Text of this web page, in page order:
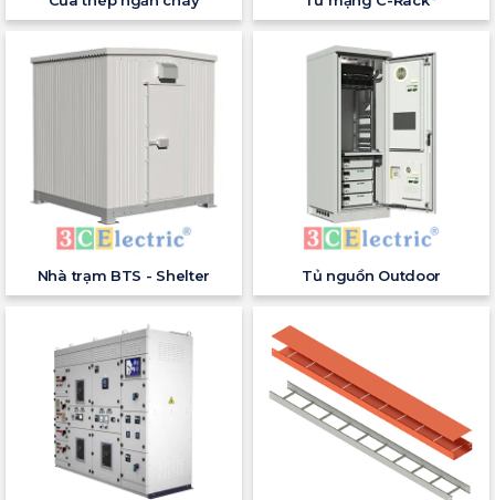
Nhà trạm BTS - Shelter Tủ nguồn Outdoor